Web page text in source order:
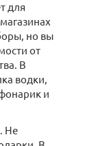
для
но вы
от
В
водки,
и
Не